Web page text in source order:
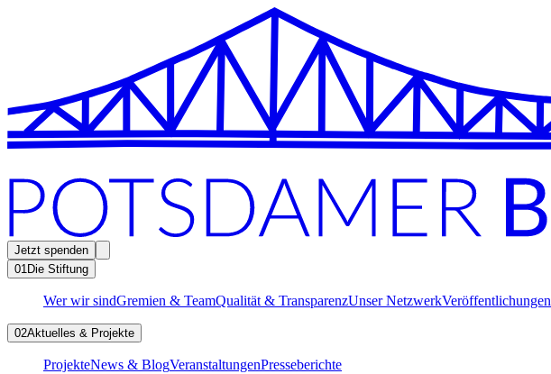
Jetzt spenden
01Die Stiftung
Wer wir sindGremien & TeamQualität & TransparenzUnser NetzwerkVeröffentlichungen
02Aktuelles & Projekte
ProjekteNews & BlogVeranstaltungenPresseberichte